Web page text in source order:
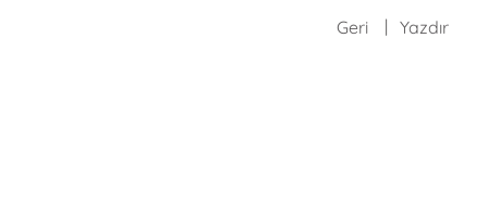
Geri Yazdır